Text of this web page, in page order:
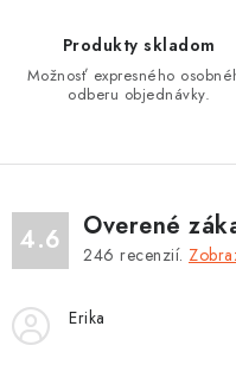
s
u
Produkty skladom
Možnosť expresného
odberu objednávky.
4.6 Overené
246 recenzií.
Erika